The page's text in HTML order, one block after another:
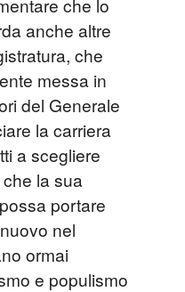
che lo
anche altre
che
messa in
del Generale
la carriera
a scegliere
la sua
portare
nel
ormai
e populismo